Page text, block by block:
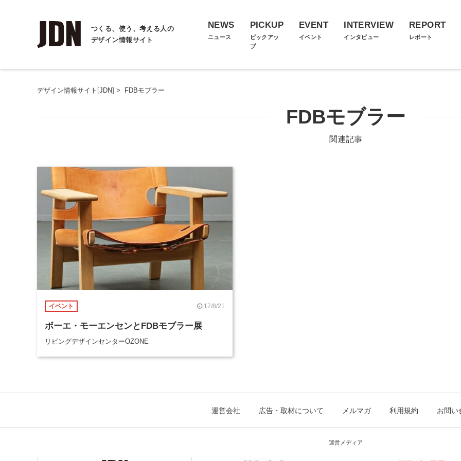
つくる、使う、考える人の
デザイン情報サイト
NEWS
ニュース
PICKUP
ピックアッ
プ
EVENT
イベント
INTERVIEW
インタビュー
REPORT
レポート
デザイン情報サイト[JDN] > FDBモブラー
FDBモブラー
関連記事
イベント 17/8/21
ボーエ・モーエンセンとFDBモブラー展
リビングデザインセンターOZONE
運営会社 広告・取材について メルマガ 利用規約 お問い
運営メディア